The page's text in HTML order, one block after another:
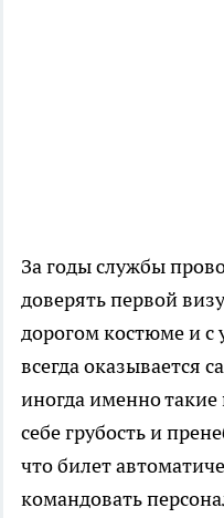
За годы службы
доверять первой
дорогом костюме и с
всегда оказывается
иногда именно
себе грубость и
что билет
командовать